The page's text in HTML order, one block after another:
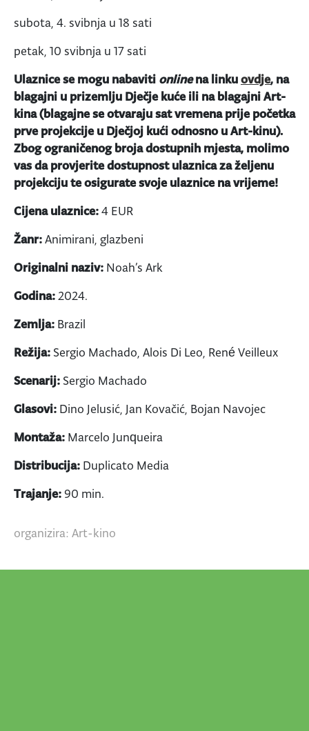
subota, 4. svibnja u 18 sati
petak, 10 svibnja u 17 sati
Ulaznice se mogu nabaviti onlinena linkuovdje, na
blagajni u prizemlju Dječje kuće ili na blagajni Art-
kina (blagajne se otvaraju sat vremena prije početka
prve projekcije u Dječjoj kući odnosno u Art-kinu).
Zbog ograničenog broja dostupnih mjesta, molimo
vas da provjerite dostupnost ulaznica za željenu
projekciju te osigurate svoje ulaznice na vrijeme!
Cijena ulaznice:4 EUR
Žanr:Animirani, glazbeni
Originalni naziv: Noah’s Ark
Godina:2024.
Zemlja: Brazil
Režija: Sergio Machado, Alois Di Leo, René Veilleux
Scenarij: Sergio Machado
Glasovi: Dino Jelusić, Jan Kovačić, Bojan Navojec
Montaža: Marcelo Junqueira
Distribucija: Duplicato Media
Trajanje: 90 min.
organizira: Art-kino